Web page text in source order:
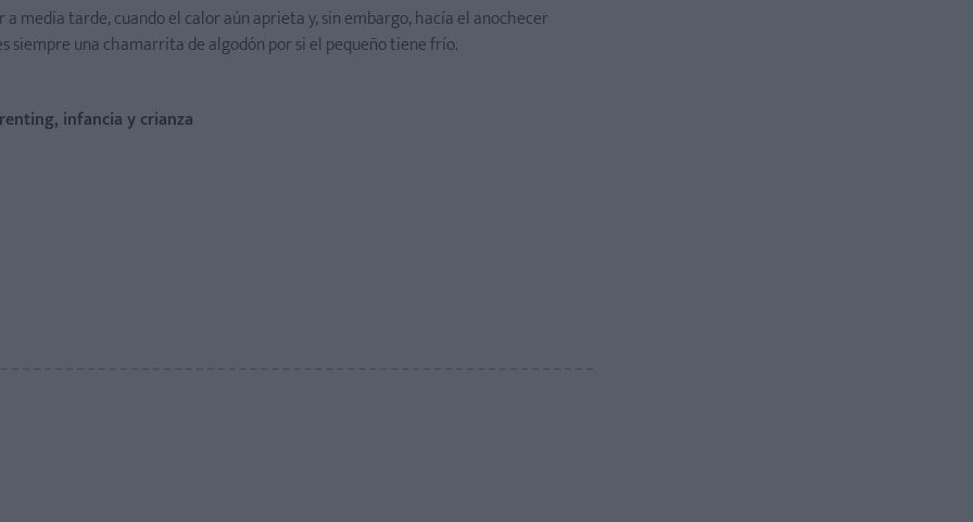
media tarde, cuando el calor aún aprieta y, sin embargo, hacía el anochecer
siempre una chamarrita de algodón por si el pequeño tiene frío.
infancia y crianza